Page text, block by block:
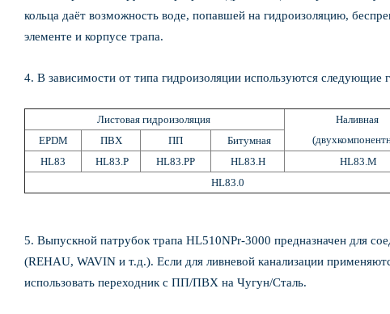
кольца даёт возможность воде, попавшей на гидроизоляцию,
элементе и корпусе трапа.
4. В зависимости от типа гидроизоляции используются следующие
Листовая гидроизоляция
Наливная
EPDM ПВХ ПП
Битумная
HL83
HL83.P HL83.PP HL83.H
HL83.M
HL83.0
5. Выпускной патрубок трапа HL510NPr-3000 предназначен для
(REHAU, WAVIN и т.д.). Если для ливневой канализации
использовать переходник с ПП/ПВХ на Чугун/Сталь.